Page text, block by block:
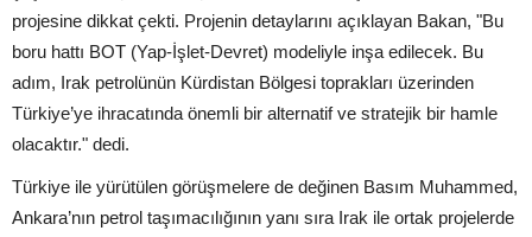
projesine dikkat çekti. Projenin detaylarını açıklayan Bakan, "Bu
boru hattı BOT (Yap-İşlet-Devret) modeliyle inşa edilecek. Bu
adım, Irak petrolünün Kürdistan Bölgesi toprakları üzerinden
Türkiye’ye ihracatında önemli bir alternatif ve stratejik bir hamle
olacaktır." dedi.
Türkiye ile yürütülen görüşmelere de değinen Basım Muhammed,
Ankara’nın petrol taşımacılığının yanı sıra Irak ile ortak projelerde